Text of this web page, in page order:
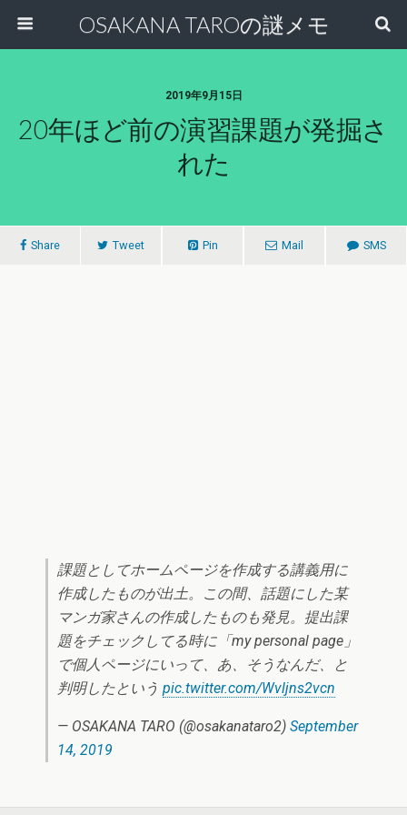
OSAKANA TAROの謎メモ
2019年9月15日
20年ほど前の演習課題が発掘さ
れた
Share Tweet Pin Mail SMS
課題としてホームページを作成する講義用に
作成したものが出土。この間、話題にした某
マンガ家さんの作成したものも発見。提出課
題をチェックしてる時に「my personal page」
で個人ページにいって、あ、そうなんだ、と
判明したという pic.twitter.com/Wvljns2vcn
— OSAKANA TARO (@osakanataro2) September
14, 2019